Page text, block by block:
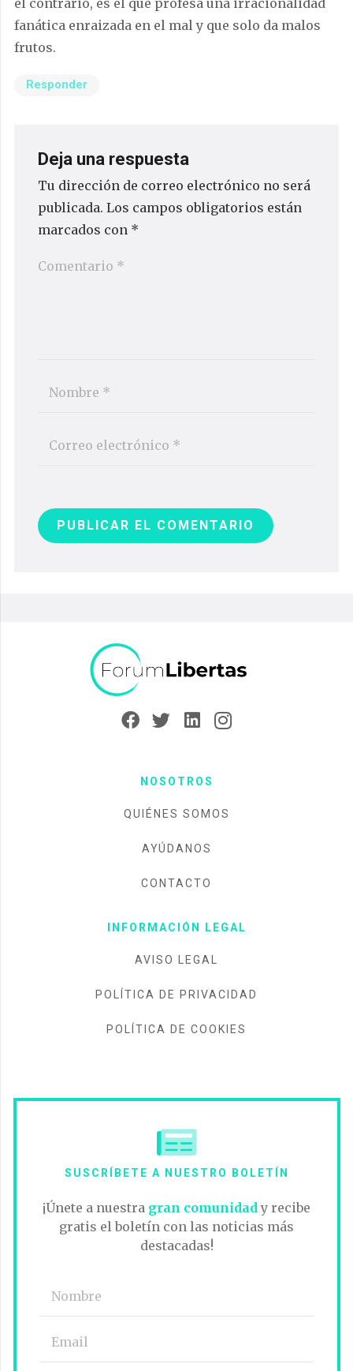
fanática enraizada en el mal y que solo da malos
frutos.
Responder
Deja una respuesta
Tu dirección de correo electrónico no será
publicada. Los campos obligatorios están
marcados con *
PUBLICAR EL COMENTARIO
NOSOTROS
QUIÉNES SOMOS
AYÚDANOS
CONTACTO
INFORMACIÓN LEGAL
AVISO LEGAL
POLÍTICA DE PRIVACIDAD
POLÍTICA DE COOKIES
SUSCRÍBETE A NUESTRO BOLETÍN
¡Únete a nuestra gran comunidady recibe
gratis el boletín con las noticias más
destacadas!